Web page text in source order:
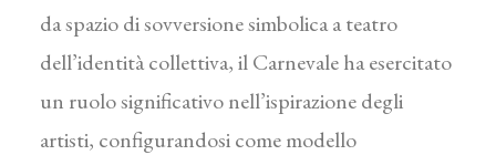
da spazio di sovversione simbolica a teatro
dell’identità collettiva, il Carnevale ha esercitato
un ruolo significativo nell’ispirazione degli
artisti, configurandosi come modello